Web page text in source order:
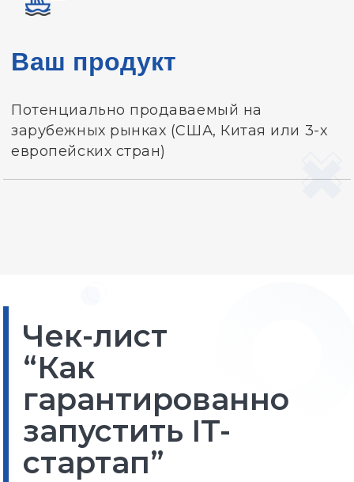
Ваш продукт
Потенциально продаваемый на
зарубежных рынках (США, Китая или 3-х
европейских стран)
Чек-лист
“Как
гарантированно
запустить IT-
стартап”